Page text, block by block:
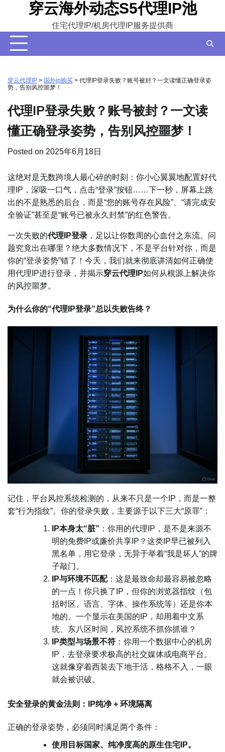
content
穿云海外动态S5代理IP池
住宅代理IP/机房代理IP服务提供商
穿云代理IP > 国外ip购买 > 代理IP登录失败？账号被封？一文读懂正确登录姿
势，告别风控噩梦！
代理IP登录失败？账号被封？一文读
懂正确登录姿势，告别风控噩梦！
Posted on 2025年6月18日
这绝对是无数跨境人最心碎的时刻：你小心翼翼地配置好代
理IP，深吸一口气，点击“登录”按钮……下一秒，屏幕上跳
出的不是熟悉的后台，而是“您的账号存在风险”、“请完成安
全验证”甚至是“账号已被永久封禁”的红色警告。
一次失败的代理IP登录 ，足以让你数周的心血付之东流。问
题究竟出在哪里？绝大多数情况下，不是平台针对你，而是
你的“登录姿势”错了！今天，我们就来彻底讲清如何正确使
用代理IP进行登录，并揭示穿云代理IP如何从根源上解决你
的风控噩梦。
为什么你的“代理IP登录”总以失败告终？
记住，平台风控系统检测的，从来不只是一个IP，而是一整
套“行为指纹”。你的登录失败，主要源于以下三大“原罪”：
IP本身太“脏” ：你用的代理IP，是不是来源不
明的免费IP或廉价共享IP？这类IP早已被列入
黑名单，用它登录，无异于举着“我是坏人”的牌
子敲门。
IP与环境不匹配：这是最致命却最容易被忽略
的一点！你只换了IP，但你的浏览器指纹（包
括时区、语言、字体、操作系统等）还是你本
地的。一个显示在美国的IP，却用着中文系
统、东八区时间，风控系统不抓你抓谁？
IP类型与场景不符 ：你用一个数据中心的机房
IP，去登录要求极高的社交媒体或电商平台。
这就像穿着西装去下地干活，格格不入，一眼
就会被识破。
安全登录的黄金法则：IP纯净 + 环境隔离
正确的登录姿势，必须同时满足两个条件：
使用目标国家、纯净度高的原生住宅IP。